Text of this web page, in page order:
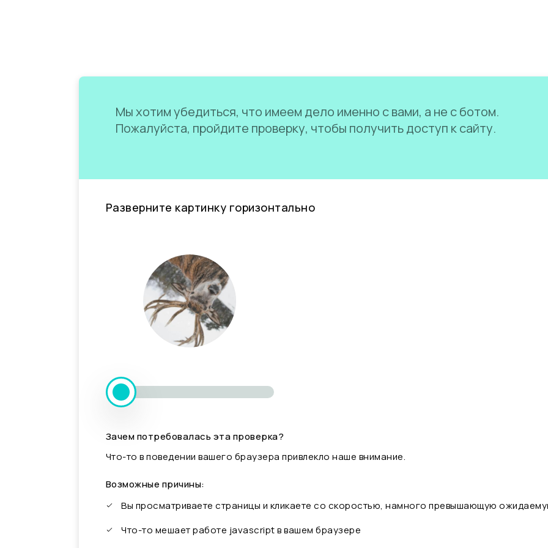
Мы хотим убедиться, что имеем дело именно с вами, а не с ботом.
Пожалуйста, пройдите проверку, чтобы получить доступ к сайту.
Разверните картинку горизонтально
Зачем потребовалась эта проверка?
Что-то в поведении вашего браузера привлекло наше внимание.
Возможные причины:
Вы просматриваете страницы и кликаете со скоростью, намного превышающую
Что-то мешает работе javascript в вашем браузере